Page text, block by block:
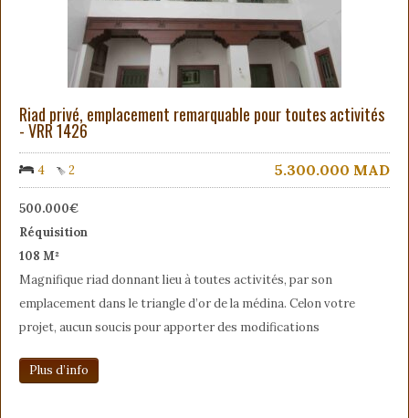
Riad privé, emplacement remarquable pour toutes activités
- VRR 1426
4 2 5.300.000 MAD
500.000€
Réquisition
108 M²
Magnifique riad donnant lieu à toutes activités, par son
emplacement dans le triangle d’or de la médina. Celon votre
projet, aucun soucis pour apporter des modifications
Plus d’info